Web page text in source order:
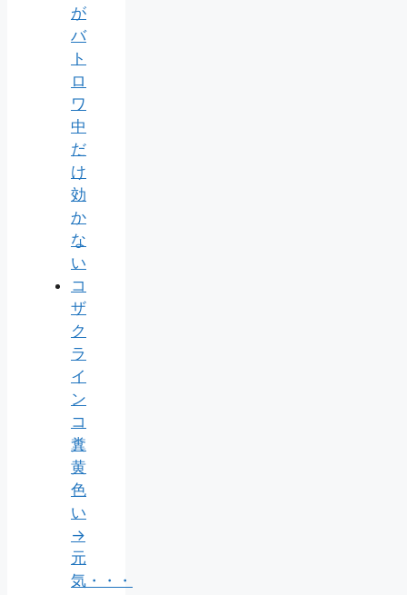
が
バ
ト
ロ
ワ
中
だ
け
効
か
な
い
コ
ザ
ク
ラ
イ
ン
コ
糞
黄
色
い
→
元
気・・・